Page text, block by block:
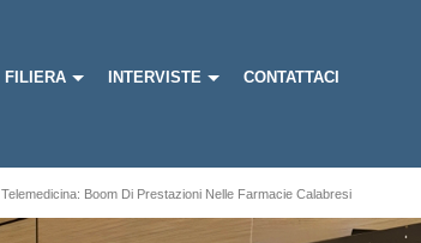
FILIERA INTERVISTE CONTATTACI
Telemedicina: Boom Di Prestazioni Nelle Farmacie Calabresi